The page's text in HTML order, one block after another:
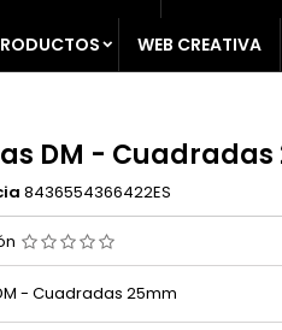
WEB CREATIVA
DM -
8436554366422ES
- Cuadradas 25mm